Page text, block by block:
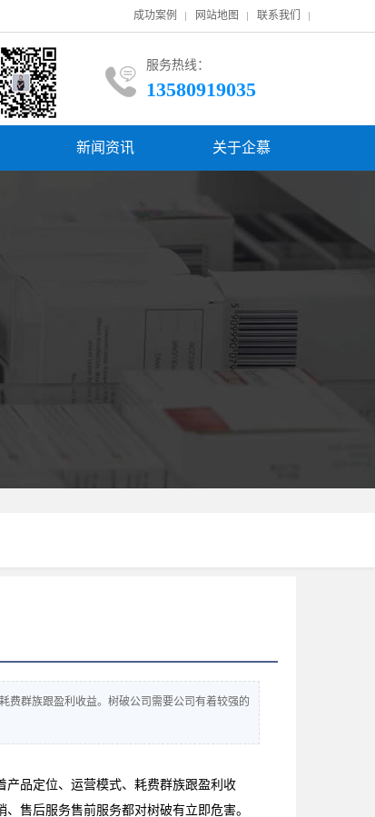
联系我们
网站地图
成功案例
服务热线：
13580919035
新闻资讯 关于企慕
费群族跟盈利收益。树破公司需要公司有着较强的
品定位、运营模式、耗费群族跟盈利收
售后服务售前服务都对树破有立即危害。